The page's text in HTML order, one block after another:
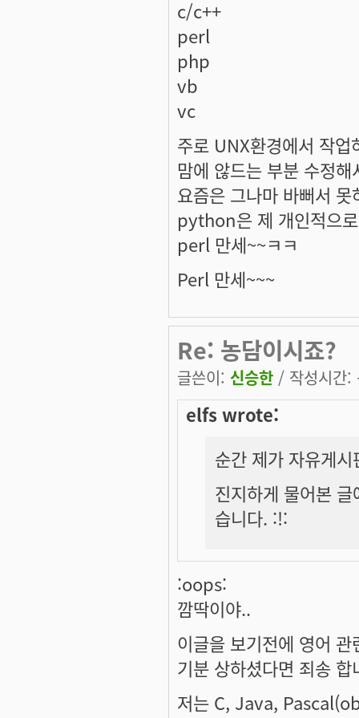
c/c++
perl
php
vb
vc
주로 UNX환경에서 작
맘에 않드는 부분 수정
요즘은 그나마 바뻐서 못
python은 제 개인적으
perl 만세~~ㅋㅋ
Perl 만세~~~
Re: 농담이시죠?
글쓴이: 신승한 / 작성시간
elfs wrote:
순간 제가 자유게
진지하게 물어본
습니다. :!:
:oops:
깜딱이야..
이글을 보기전에 영어
기분 상하셨다면 죄송 합
저는 C, Java,